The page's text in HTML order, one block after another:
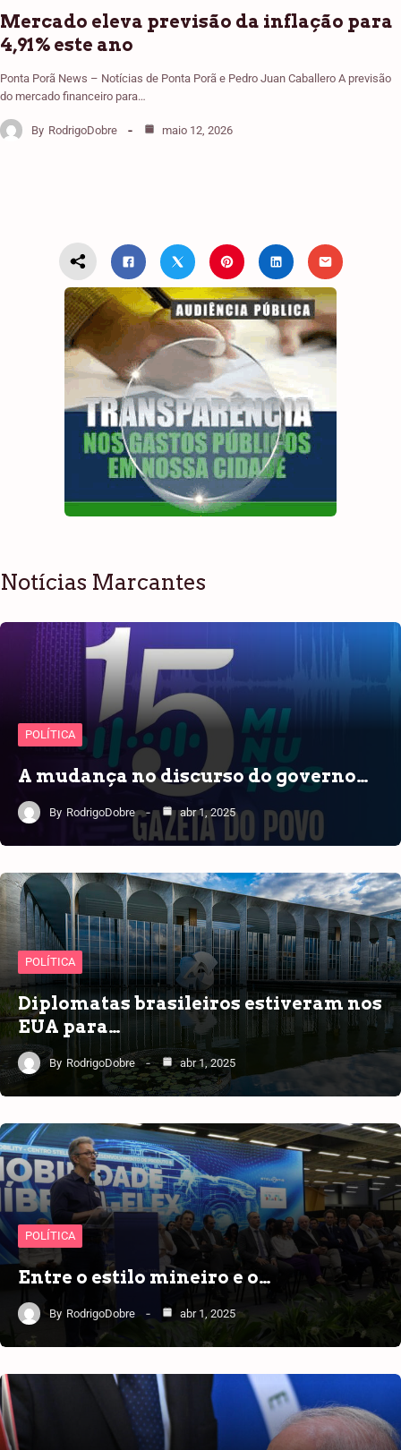
Mercado eleva previsão da inflação para
4,91% este ano
Ponta Porã News – Notícias de Ponta Porã e Pedro Juan Caballero A previsão
do mercado financeiro para…
By RodrigoDobre maio 12, 2026
Notícias Marcantes
POLÍTICA
A mudança no discurso do governo…
By RodrigoDobre abr 1, 2025
POLÍTICA
Diplomatas brasileiros estiveram nos
EUA para…
By RodrigoDobre abr 1, 2025
POLÍTICA
Entre o estilo mineiro e o…
By RodrigoDobre abr 1, 2025